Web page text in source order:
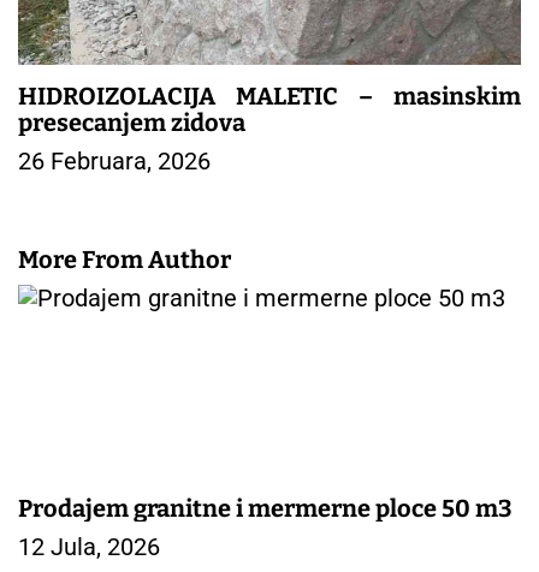
HIDROIZOLACIJA MALETIC – masinskim
presecanjem zidova
26 Februara, 2026
More From Author
Prodajem granitne i mermerne ploce 50 m3
12 Jula, 2026